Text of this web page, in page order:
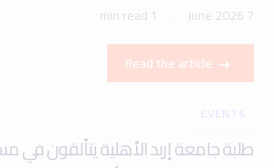
7 June 2026
1 min read
Read the article
EVENTS
طلبة جامعة إربد الأهلية يتألقون